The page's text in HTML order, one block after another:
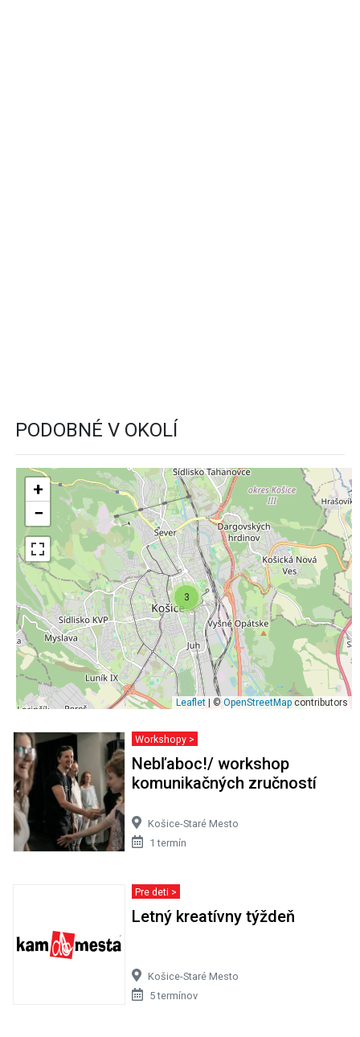
PODOBNÉ V OKOLÍ
3
+
−
Leaflet | ©OpenStreetMap contributors
Workshopy >
Nebľaboc!/ workshop
komunikačných zručností
Košice-Staré Mesto
1 termín
Pre deti >
Letný kreatívny týždeň
Košice-Staré Mesto
5 termínov